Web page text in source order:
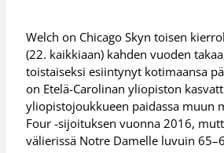
Welch on Chicago Skyn toisen
(22. kaikkiaan) kahden vuoden
toistaiseksi esiintynyt kotimaansa
on Etelä-Carolinan yliopiston
yliopistojoukkueen paidassa muun
Four -sijoituksen vuonna 2016,
välierissä Notre Damelle luvuin